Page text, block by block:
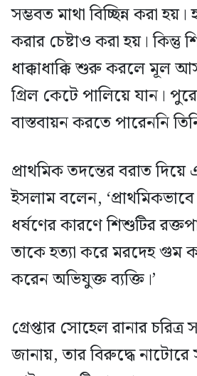
সম্ভবত মাথা বিচ্ছিন্ন করা
করার চেষ্টাও করা হয়। কিন্তু
ধাক্কাধাক্কি শুরু করলে মূল
গ্রিল কেটে পালিয়ে যান।
বাস্তবায়ন করতে পারেননি
প্রাথমিক তদন্তের বরাত
ইসলাম বলেন,
ধর্ষণের কারণে শিশুটির
তাকে হত্যা করে মরদেহ গুম
করেন অভিযুক্ত ব্যক্তি।’
গ্রেপ্তার সোহেল রানার
জানায়, তার বিরুদ্ধে নাটোরে